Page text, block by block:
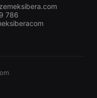
786